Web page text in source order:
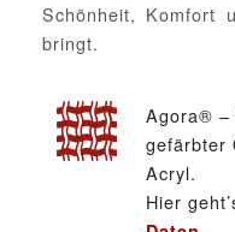
Schönheit, Komfort
bringt.
Agora® –
gefärbter
Acryl.
Hier